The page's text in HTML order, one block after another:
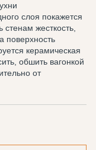
слоя покажется
стенам жесткость,
поверхность
керамическая
обшить вагонкой
от